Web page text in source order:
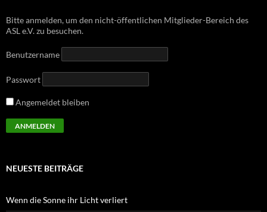
Bitte anmelden, um den nicht-öffentlichen Mitglieder-Bereich des
ASL e.V. zu besuchen.
Benutzername
Passwort
Angemeldet bleiben
NEUESTE BEITRÄGE
Wenn die Sonne ihr Licht verliert